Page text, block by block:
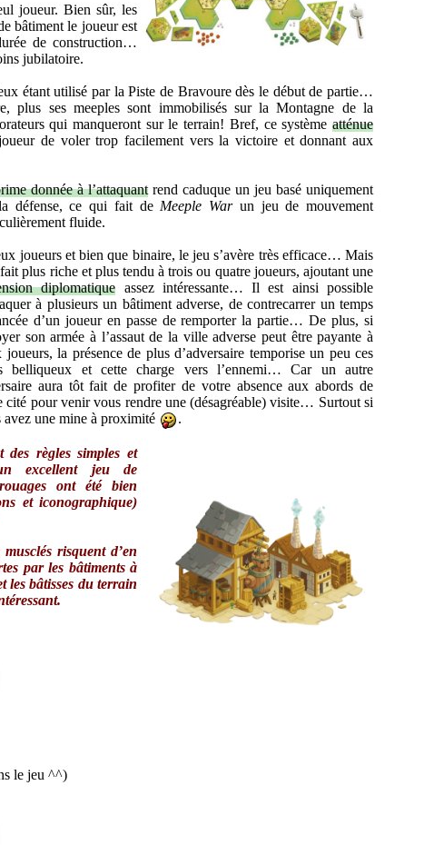
joueur. Bien sûr, les
bâtiment le joueur est
de construction…
jubilatoire.
étant utilisé par la Piste de Bravoure dès le début de partie…
plus ses meeples sont immobilisés sur la Montagne de la
qui manqueront sur le terrain! Bref, ce système atténue
de voler trop facilement vers la victoire et donnant aux
donnée à l’attaquant rend caduque un jeu basé uniquement
défense, ce qui fait de Meeple Warun jeu de mouvement
fluide.
joueurs et bien que binaire, le jeu s’avère très efficace… Mais
plus riche et plus tendu à trois ou quatre joueurs, ajoutant une
diplomatique assez intéressante… Il est ainsi possible
à plusieurs un bâtiment adverse, de contrecarrer un temps
d’un joueur en passe de remporter la partie… De plus, si
son armée à l’assaut de la ville adverse peut être payante à
joueurs, la présence de plus d’adversaire temporise un peu ces
belliqueux et cette charge vers l’ennemi… Car un autre
aura tôt fait de profiter de votre absence aux abords de
cité pour venir vous rendre une (désagréable) visite… Surtout si
avez une mine à proximité
.
règles simples et
excellent jeu de
ont été bien
et iconographique)
risquent d’en
par les bâtiments à
les bâtisses du terrain
le jeu ^^)